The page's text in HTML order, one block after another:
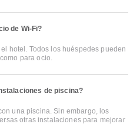
de Wi-Fi?
hotel. Todos los huéspedes pueden
para ocio.
de piscina?
una piscina. Sin embargo, los
otras instalaciones para mejorar